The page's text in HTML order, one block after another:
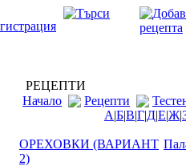
РЕЦЕПТИ
Начало
Рецепти
А|Б|В|Г|Д|Е|Ж|
ОРЕХОВКИ (ВАРИАНТ
2)